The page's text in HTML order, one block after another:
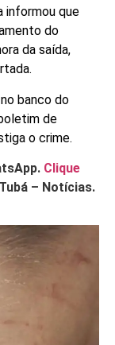
informou que
do
da saída,
banco do
de
o crime.
Clique
– Notícias.